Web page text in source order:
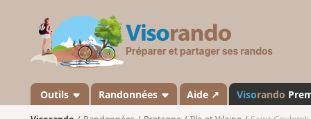
s
a
n
Outils Randonnées Aide ↗ Visorando